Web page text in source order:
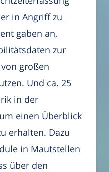
in Angriff zu
gaben an,
zur
großen
Und ca. 25
in der
einen Überblick
erhalten. Dazu
in Mautstellen
über den